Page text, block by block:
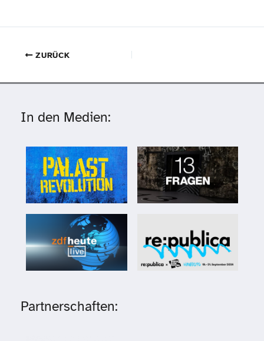
ZURÜCK
In den Medien:
Partnerschaften: